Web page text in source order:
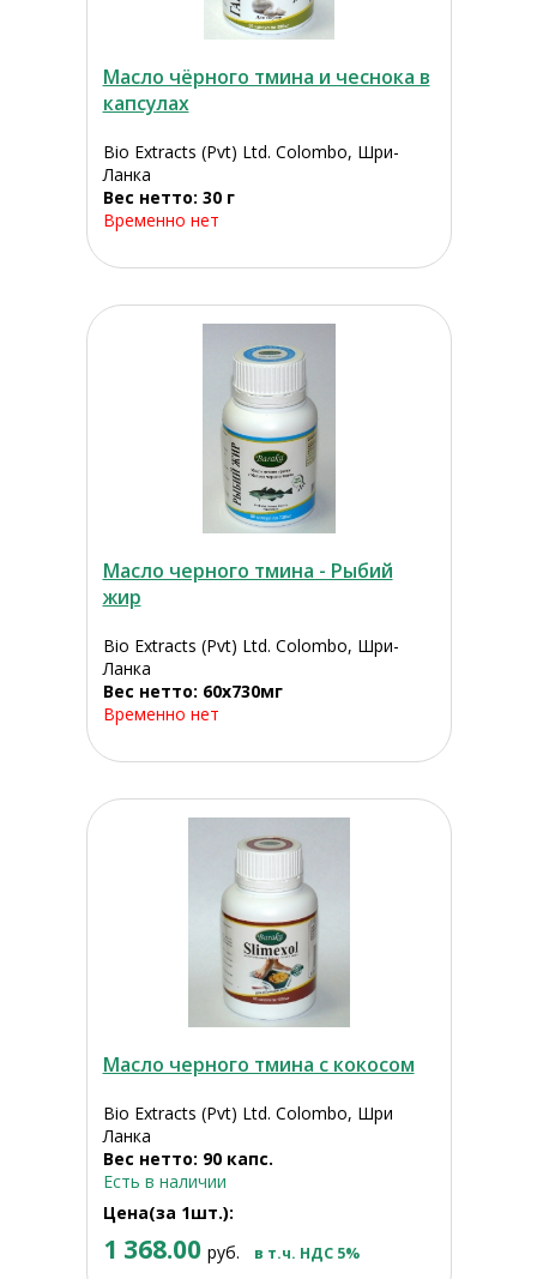
Масло чёрного тмина и чеснока в
капсулах
Bio Extracts (Pvt) Ltd. Colombo, Шри-
Ланка
Вес нетто: 30 г
Временно нет
Масло черного тмина - Рыбий
жир
Bio Extracts (Pvt) Ltd. Colombo, Шри-
Ланка
Вес нетто: 60x730мг
Временно нет
Масло черного тмина с кокосом
Bio Extracts (Pvt) Ltd. Colombo, Шри
Ланка
Вес нетто: 90 капс.
Есть в наличии
Цена(за 1шт.):
1 368.00 руб. в т.ч. НДС 5%